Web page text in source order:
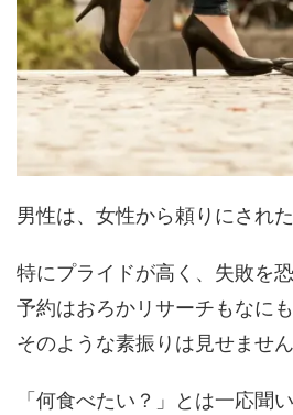
男性は、女性から頼りにされ
特にプライドが高く、失敗を
予約はおろかリサーチもなに
そのような素振りは見せません
「何食べたい？」とは一応聞